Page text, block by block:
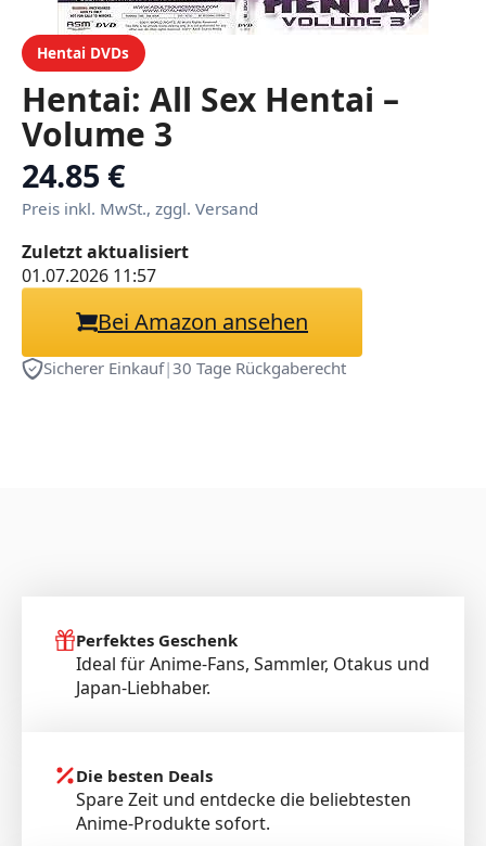
Hentai DVDs
Hentai: All Sex Hentai –
Volume 3
24.85 €
Preis inkl. MwSt., zggl. Versand
Zuletzt aktualisiert
01.07.2026 11:57
Bei Amazon ansehen
Sicherer Einkauf|30 Tage Rückgaberecht
Perfektes Geschenk
Ideal für Anime-Fans, Sammler, Otakus und
Japan-Liebhaber.
Die besten Deals
Spare Zeit und entdecke die beliebtesten
Anime-Produkte sofort.